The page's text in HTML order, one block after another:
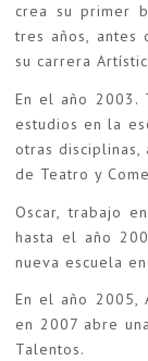
crea su primer
tres años, antes
su carrera
En el año 2003.
estudios en la
otras disciplinas,
de Teatro y
Oscar, trabajo
hasta el año
nueva escuela
En el año 2005,
en 2007 abre
Talentos.